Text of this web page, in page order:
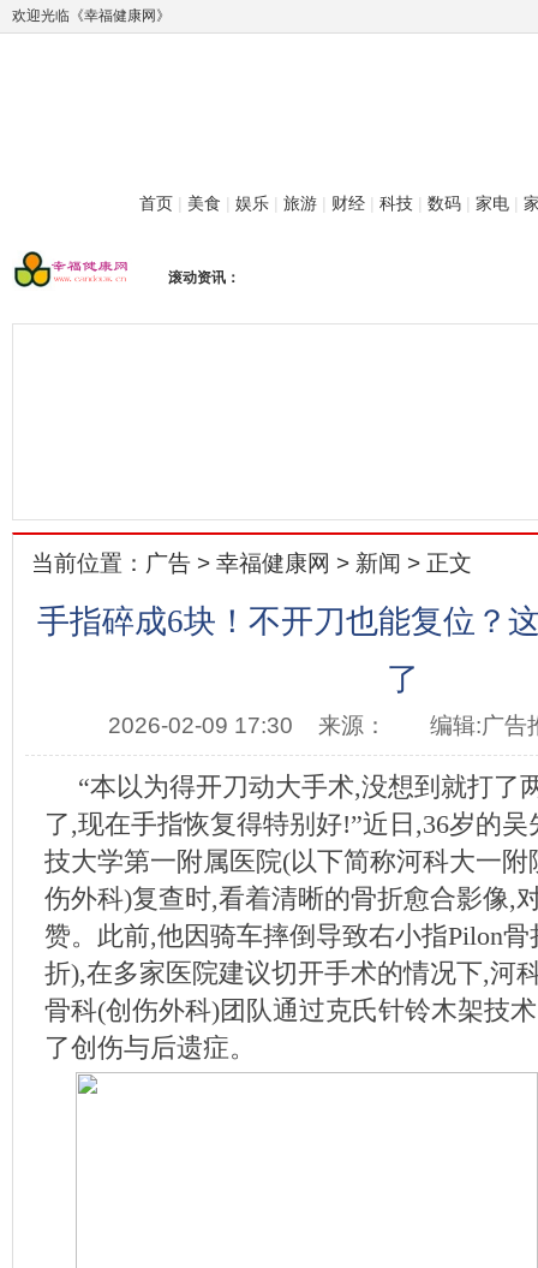
欢迎光临《幸福健康网》
首页 | 美食 | 娱乐 | 旅游 | 财经 | 科技 | 数码 | 家电 |
滚动资讯：
当前位置： 广告 > 幸福健康网 > 新闻 > 正文
手指碎成6块！不开刀也能复位？
了
2026-02-09 17:30 来源： 编辑:广告
“本以为得开刀动大手术,没想到就打了
了,现在手指恢复得特别好!”近日,36岁的
技大学第一附属医院(以下简称河科大一
伤外科)复查时,看着清晰的骨折愈合影像,
赞。此前,他因骑车摔倒导致右小指Pilon
折),在多家医院建议切开手术的情况下,河
骨科(创伤外科)团队通过克氏针铃木架技
了创伤与后遗症。